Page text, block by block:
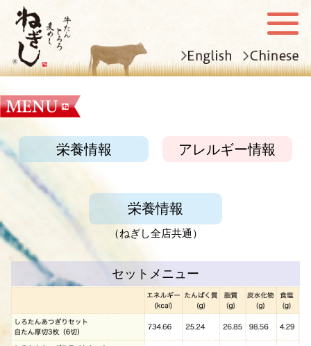
栄養情報 アレルギー情報
栄養情報
（ねぎし全店共通）
セットメニュー